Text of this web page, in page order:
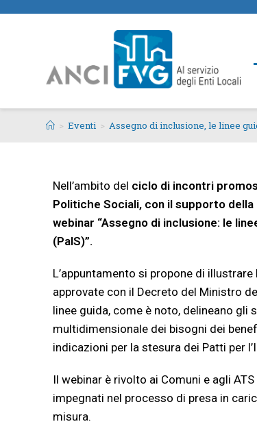
> Eventi > Assegno di inclusione, le linee
Nell’ambito del ciclo di incontri
Politiche Sociali, con il supporto della
webinar “Assegno di inclusione: le
(PalS)”.
L’appuntamento si propone di
approvate con il Decreto del Ministro
linee guida, come è noto, delineano
multidimensionale dei bisogni dei
indicazioni per la stesura dei Patti per
Il webinar è rivolto ai Comuni e agli
impegnati nel processo di presa in
misura.